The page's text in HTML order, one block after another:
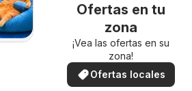
Ofertas en tu
zona
¡Vea las ofertas en su
zona!
Ofertas locales